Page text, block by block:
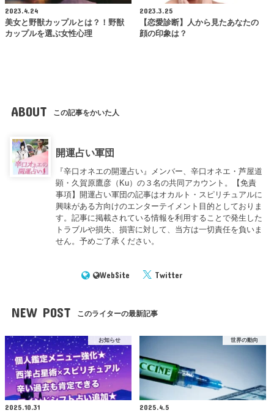
2023.4.24
美女と野獣カップルとは？！野獣
カップルを選ぶ女性心理
2023.3.25
【恋愛診断】人から見たあなたの
顔の印象は？
ABOUT この記事をかいた人
開運占い軍団
『辛口オネエの開運占い』メンバー、辛口オネエ・芦屋道
顕・久賀原鷹彦（Ku）の３名の共同アカウント。【免責
事項】開運占い軍団の記事はオカルト・スピリチュアルに
興味がある方向けのエンターテイメント目的としておりま
す。記事に掲載されている情報を利用することで発生した
トラブルや損失、損害に対して、当方は一切責任を負いま
せん。予めご了承ください。
WebSite Twitter
NEW POST このライターの最新記事
お知らせ
2025.10.31
世界の動向
2025.4.5